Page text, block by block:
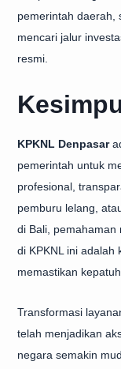
pemerintah daerah,
mencari jalur
resmi.
KPKNL Denpasar
pemerintah untuk
profesional,
pemburu lelang,
di Bali,
di KPKNL ini adalah
memastikan
Transformasi
telah menjadikan
negara semakin